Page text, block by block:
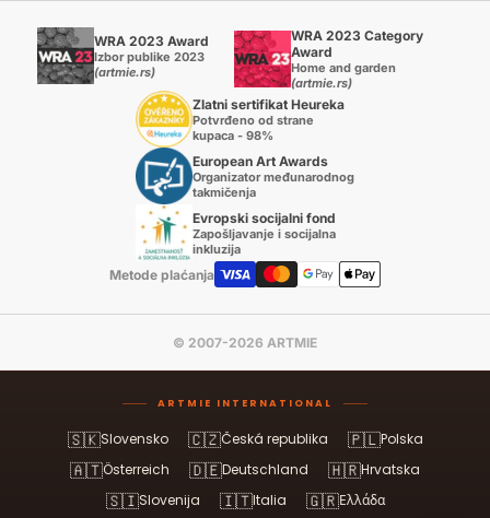
WRA 2023 Award
Izbor publike 2023
(artmie.rs)
WRA 2023 Category
Award
Home and garden
(artmie.rs)
Zlatni sertifikat Heureka
Potvrđeno od strane
kupaca - 98%
European Art Awards
Organizator međunarodnog
takmičenja
Evropski socijalni fond
Zapošljavanje i socijalna
inkluzija
Metode plaćanja
© 2007-2026 ARTMIE
ARTMIE INTERNATIONAL
🇸🇰Slovensko 🇨🇿Česká republika 🇵🇱Polska
🇦🇹Österreich 🇩🇪Deutschland 🇭🇷Hrvatska
🇸🇮Slovenija 🇮🇹Italia 🇬🇷Ελλάδα